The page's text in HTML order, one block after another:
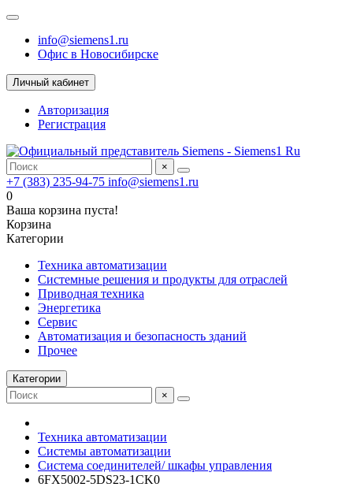
info@siemens1.ru
Офис в Новосибирске
Личный кабинет
Авторизация
Регистрация
×
+7 (383) 235-94-75 info@siemens1.ru
0
Ваша корзина пуста!
Корзина
Категории
Техника автоматизации
Системные решения и продукты для отраслей
Приводная техника
Энергетика
Сервис
Автоматизация и безопасность зданий
Прочее
Категории
×
Техника автоматизации
Системы автоматизации
Система соединителей/ шкафы управления
6FX5002-5DS23-1CK0